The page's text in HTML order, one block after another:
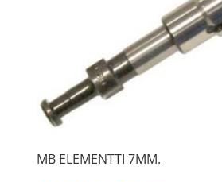
MB ELEMENTTI 7MM.